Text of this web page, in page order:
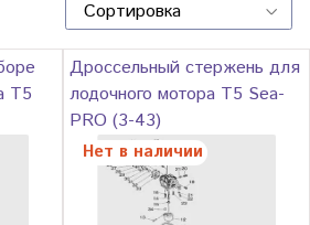
T5
Дроссельный стержень для
лодочного мотора T5 Sea-
PRO (3-43)
Нет в наличии